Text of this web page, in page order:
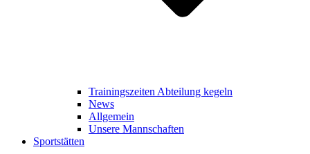
Trainingszeiten Abteilung kegeln
News
Allgemein
Unsere Mannschaften
Sportstätten